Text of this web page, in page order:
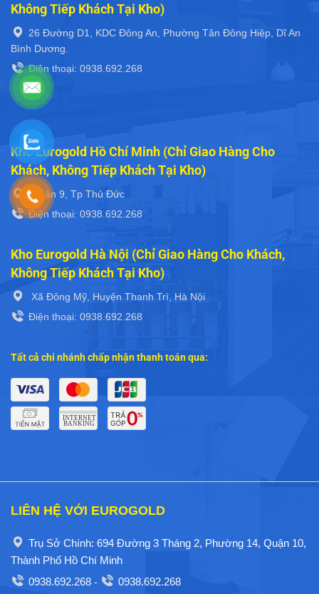
Không Tiếp Khách Tại Kho)
26 Đường D1, KDC Đông An, Phường Tân Đông Hiệp, Dĩ An
Bình Dương.
Điện thoại: 0938.692.268
Kho Eurogold Hồ Chí Minh (Chỉ Giao Hàng Cho
Khách, Không Tiếp Khách Tại Kho)
Quận 9, Tp Thủ Đức
Điện thoại: 0938.692.268
Kho Eurogold Hà Nội (Chỉ Giao Hàng Cho Khách,
Không Tiếp Khách Tại Kho)
Xã Đông Mỹ, Huyện Thanh Trì, Hà Nội
Điện thoại: 0938.692.268
Tất cả chi nhánh chấp nhận thanh toán qua:
LIÊN HỆ VỚI EUROGOLD
Trụ Sở Chính: 694 Đường 3 Tháng 2, Phường 14, Quận 10,
Thành Phố Hồ Chí Minh
0938.692.268 -
0938.692.268